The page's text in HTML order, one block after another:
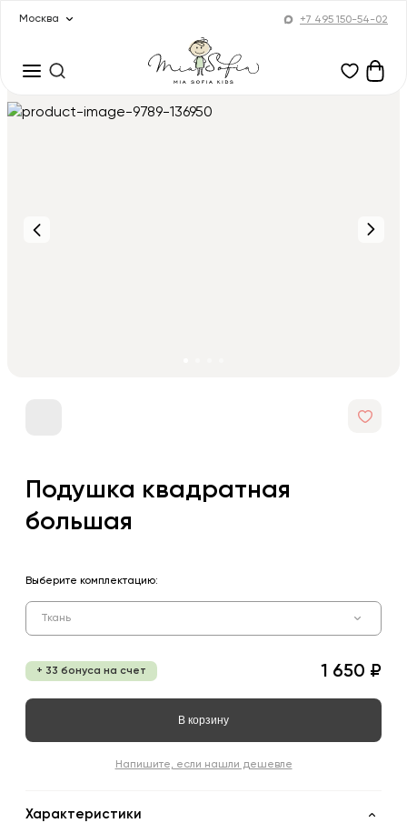
Москва +7 495 150-54-02
Подушка квадратная
большая
Выберите комплектацию:
Ткань
+ 33 бонуса на счет 1 650 ₽
В корзину
Напишите, если нашли дешевле
Характеристики